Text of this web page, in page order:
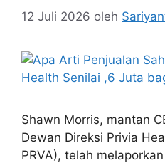
12 Juli 2026 oleh
Shawn Morris, mantan
Dewan Direksi Privia
PRVA), telah